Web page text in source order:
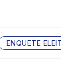
ENQUETE